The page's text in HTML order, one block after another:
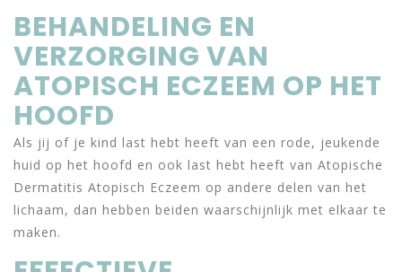
BEHANDELING EN
VERZORGING VAN
ATOPISCH ECZEEM OP HET
HOOFD
Als jij of je kind last hebt heeft van een rode, jeukende
huid op het hoofd en ook last hebt heeft van Atopische
Dermatitis Atopisch Eczeem op andere delen van het
lichaam, dan hebben beiden waarschijnlijk met elkaar te
maken.